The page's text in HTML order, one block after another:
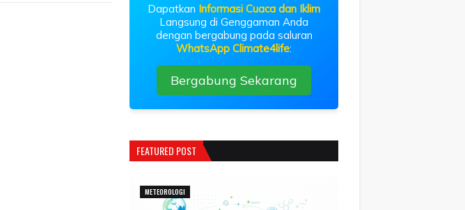
Dapatkan Informasi Cuaca dan Iklim
Langsung di Genggaman Anda
dengan bergabung pada saluran
WhatsApp Climate4life:
Bergabung Sekarang
FEATURED POST
METEOROLOGI